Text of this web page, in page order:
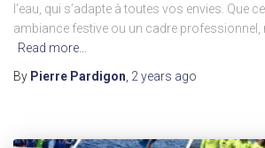
l’eau, qui s’adapte à toutes vos envies. Que
ambiance festive ou un cadre professionnel,
Read more…
By Pierre Pardigon, 2 years ago